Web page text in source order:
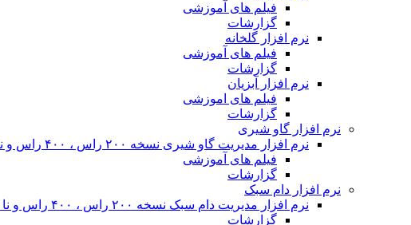
فیلم های آموزشی
گزارشات
نرم افزار گلخانه
فیلم های آموزشی
گزارشات
نرم افزار آبزیان
فیلم های اموزشی
گزارشات
نرم افزار گاو شیری
نرم افزار مدیریت گاو شیری نسخه ۲۰۰ راس ، ۴۰۰ راس و نامحدود
فیلم های آموزشی
گزارشات
نرم افزار دام سبک
نرم افزار مدیریت دام سبک نسخه ۲۰۰ راس ، ۴۰۰ راس و نا محدود
گزارشات